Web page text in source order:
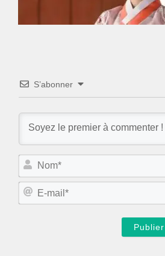
S’abonner